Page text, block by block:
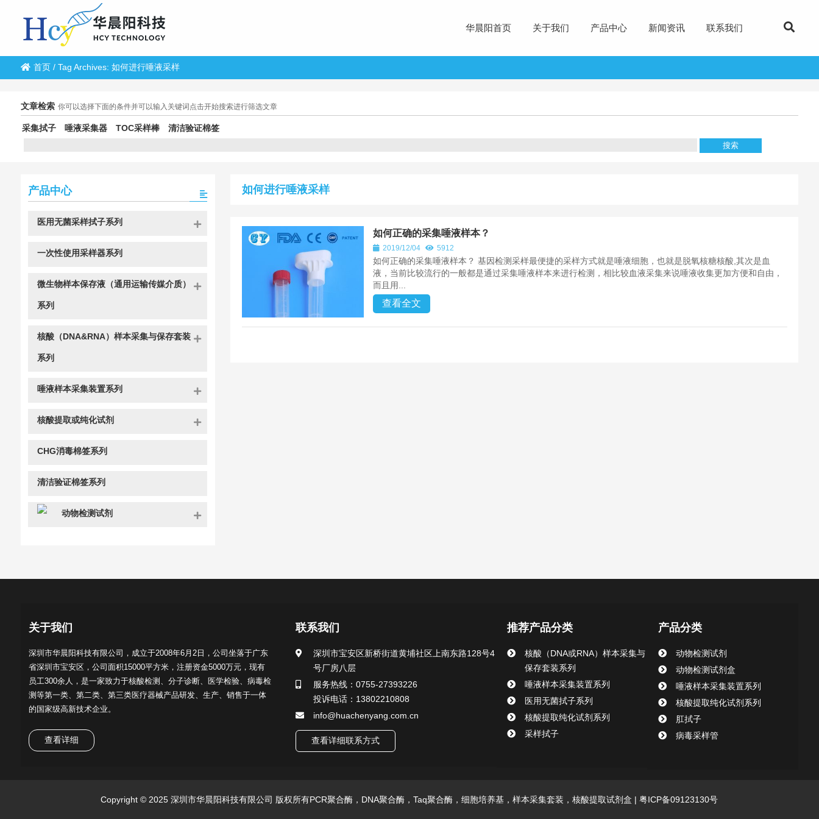
华晨阳首页 关于我们 产品中心 新闻资讯 联系我们
首页/ Tag Archives: 如何进行唾液采样
文章检索 你可以选择下面的条件并可以输入关键词点击开始搜索进行筛选文章
采集拭子 唾液采集器 TOC采样棒 清洁验证棉签
如何进行唾液采样
如何正确的采集唾液样本？
2019/12/04 5912
如何正确的采集唾液样本？ 基因检测采样最便捷的采样方式就是唾液细胞，也就是脱氧核糖核酸,其次是血
液，当前比较流行的一般都是通过采集唾液样本来进行检测，相比较血液采集来说唾液收集更加方便和自由，
而且用...
查看全文
产品中心
医用无菌采样拭子系列
一次性使用采样器系列
微生物样本保存液（通用运输传媒介质）
系列
核酸（DNA&RNA）样本采集与保存套装
系列
唾液样本采集装置系列
核酸提取或纯化试剂
CHG消毒棉签系列
清洁验证棉签系列
动物检测试剂
关于我们
深圳市华晨阳科技有限公司，成立于2008年6月2日，公司坐落于广东
省深圳市宝安区，公司面积15000平方米，注册资金5000万元，现有
员工300余人，是一家致力于核酸检测、分子诊断、医学检验、病毒检
测等第一类、第二类、第三类医疗器械产品研发、生产、销售于一体
的国家级高新技术企业。
查看详细
联系我们
深圳市宝安区新桥街道黄埔社区上南东路128号4
号厂房八层
服务热线：0755-27393226
投诉电话：13802210808
info@huachenyang.com.cn
查看详细联系方式
推荐产品分类
核酸（DNA或RNA）样本采集与
保存套装系列
唾液样本采集装置系列
医用无菌拭子系列
核酸提取纯化试剂系列
采样拭子
产品分类
动物检测试剂
动物检测试剂盒
唾液样本采集装置系列
核酸提取纯化试剂系列
肛拭子
病毒采样管
Copyright © 2025 深圳市华晨阳科技有限公司 版权所有PCR聚合酶，DNA聚合酶，Taq聚合酶，细胞培养基，样本采集套装，核酸提取试剂盒 | 粤ICP备09123130号